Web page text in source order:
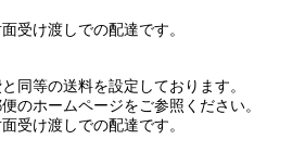
受け渡しでの配達です。
同等の送料を設定しております。
のホームページをご参照ください。
受け渡しでの配達です。